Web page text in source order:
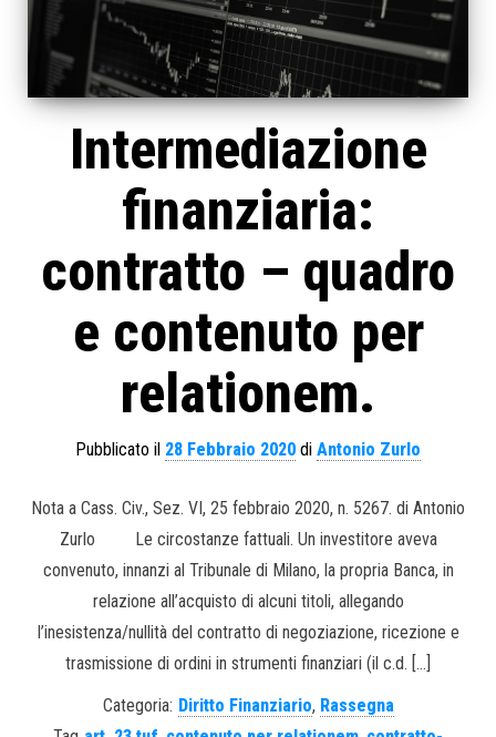
Intermediazione
finanziaria:
contratto – quadro
e contenuto per
relationem.
Pubblicato il 28 Febbraio 2020 di Antonio Zurlo
Nota a Cass. Civ., Sez. VI, 25 febbraio 2020, n. 5267. di Antonio
Zurlo Le circostanze fattuali. Un investitore aveva
convenuto, innanzi al Tribunale di Milano, la propria Banca, in
relazione all’acquisto di alcuni titoli, allegando
l’inesistenza/nullità del contratto di negoziazione, ricezione e
trasmissione di ordini in strumenti finanziari (il c.d. […]
Categoria: Diritto Finanziario, Rassegna